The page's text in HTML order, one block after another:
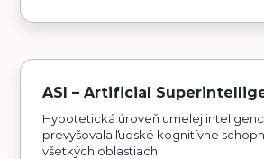
ASI – Artificial
Hypotetická úroveň umelej
prevyšovala ľudské kognitívne
všetkých oblastiach.